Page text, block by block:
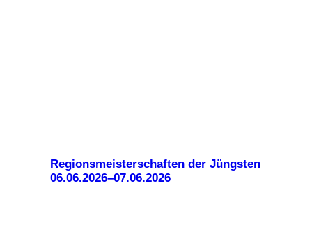
Regionsmeisterschaften der Jüngsten
06.06.2026–07.06.2026